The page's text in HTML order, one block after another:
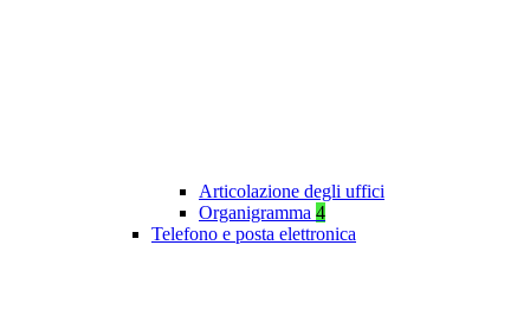
Articolazione degli uffici
Organigramma 4
Telefono e posta elettronica